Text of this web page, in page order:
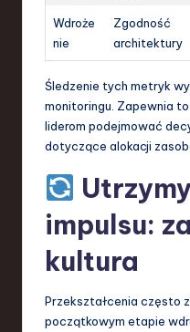
Wdroże
nie
Zgodność
architektury
Śledzenie tych metryk
monitoringu. Zapewnia
liderom podejmować
dotyczące alokacji
impulsu:
kultura
Przekształcenia często
początkowym etapie